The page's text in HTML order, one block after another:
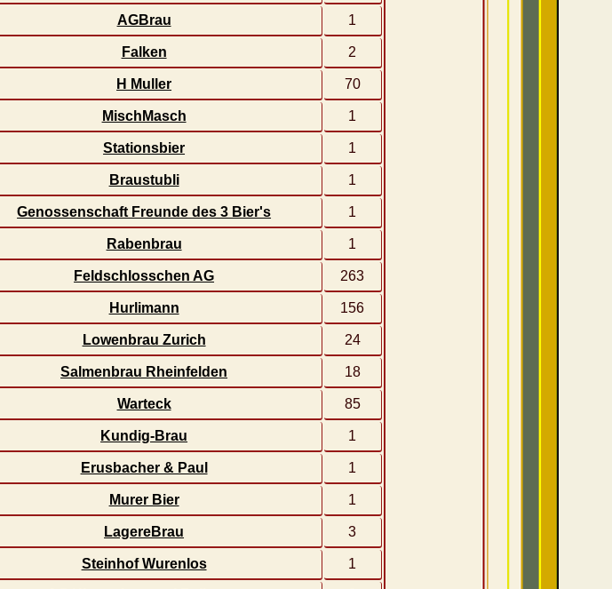
AGBrau 1
Falken 2
H Muller 70
MischMasch 1
Stationsbier 1
Braustubli 1
Genossenschaft Freunde des 3 Bier's 1
Rabenbrau 1
Feldschlosschen AG 263
Hurlimann 156
Lowenbrau Zurich 24
Salmenbrau Rheinfelden 18
Warteck 85
Kundig-Brau 1
Erusbacher & Paul 1
Murer Bier 1
LagereBrau 3
Steinhof Wurenlos 1